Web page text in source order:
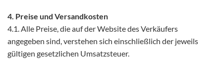
4. Preise und Versandkosten
4.1. Alle Preise, die auf der Website des Verkäufers
angegeben sind, verstehen sich einschließlich der jeweils
gültigen gesetzlichen Umsatzsteuer.